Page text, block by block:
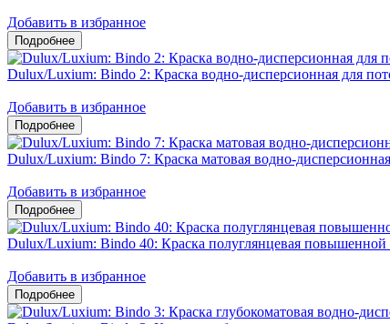
Добавить в избранное
Dulux/Luxium: Bindo 2: Краска водно-дисперсионная для
Добавить в избранное
Dulux/Luxium: Bindo 7: Краска матовая водно-
Добавить в избранное
Dulux/Luxium: Bindo 40: Краска полуглянцевая повышенной
Добавить в избранное